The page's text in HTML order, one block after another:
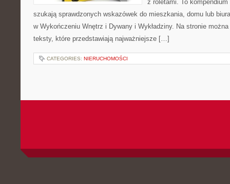
z roletami. To
szukają sprawdzonych wskazówek do mieszkania, domu lub
w Wykończeniu Wnętrz i Dywany i Wykładziny. Na stronie
teksty, które przedstawiają najważniejsze […]
CATEGORIES: NIERUCHOMOŚCI